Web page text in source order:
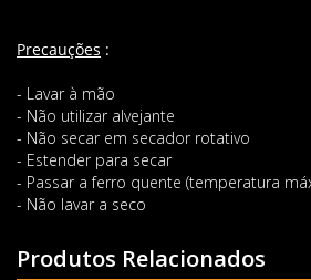
Precauções :
- Lavar à mão
- Não utilizar alvejante
- Não secar em secador rotativo
- Estender para secar
- Passar a ferro quente (temperatura
- Não lavar a seco
Produtos Relacionados